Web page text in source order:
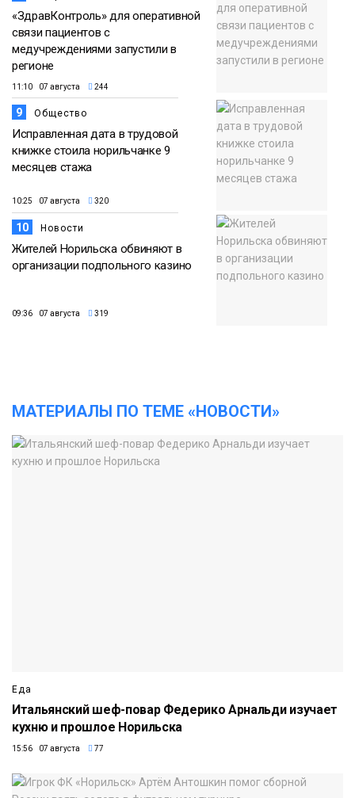
«ЗдравКонтроль» для оперативной
связи пациентов с
медучреждениями запустили в
регионе
11:10 07 августа 244
9 Общество
Исправленная дата в трудовой
книжке стоила норильчанке 9
месяцев стажа
10:25 07 августа 320
10 Новости
Жителей Норильска обвиняют в
организации подпольного казино
09:36 07 августа 319
МАТЕРИАЛЫ ПО ТЕМЕ «НОВОСТИ»
Еда
Итальянский шеф-повар Федерико Арнальди изучает
кухню и прошлое Норильска
15:56 07 августа 77